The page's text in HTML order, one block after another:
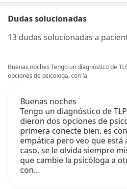
Dudas solucionadas
13 dudas solucionadas a
Buenas noches Tengo un diagnóstico de
opciones de psicologa, con la
Buenas noches
Tengo un diagnóstico de
dieron dos opciones de
primera conecte bien, es
empática pero veo que
caso, se le olvida siempre
que cambie la psicóloga a
con…